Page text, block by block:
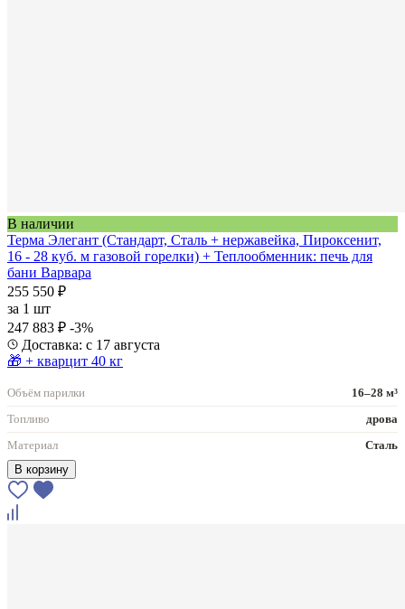
В наличии
Терма Элегант (Стандарт, Сталь + нержавейка, Пироксенит,
16 - 28 куб. м газовой горелки) + Теплообменник: печь для
бани Варвара
255 550 ₽
за 1 шт
247 883 ₽ -3%
Доставка: с 17 августа
🎁 + кварцит 40 кг
Объём парилки
16–28 м³
Топливо
дрова
Материал
Сталь
В корзину